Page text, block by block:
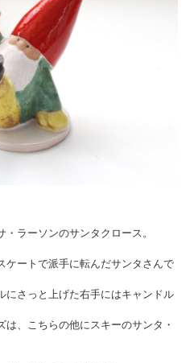
ラーソンのサンタクロース。
ケートで派手に転んだサンタさんで
にさっと上げた右手にはキャンドル
、こちらの他にスキーのサンタ・